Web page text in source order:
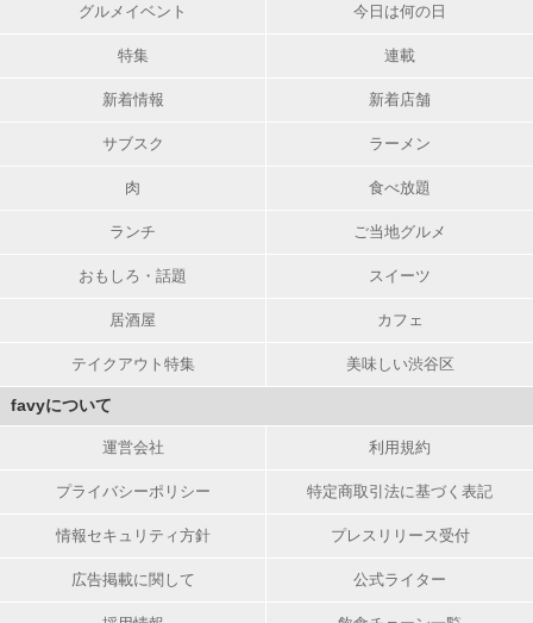
グルメイベント 今日は何の日
特集 連載
新着情報 新着店舗
サブスク ラーメン
肉 食べ放題
ランチ ご当地グルメ
おもしろ・話題 スイーツ
居酒屋 カフェ
テイクアウト特集 美味しい渋谷区
favyについて
運営会社 利用規約
プライバシーポリシー 特定商取引法に基づく表記
情報セキュリティ方針 プレスリリース受付
広告掲載に関して 公式ライター